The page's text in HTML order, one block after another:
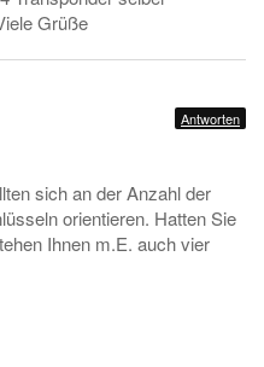
Grüße
Antworten
sich an der Anzahl der
orientieren. Hatten Sie
Ihnen m.E. auch vier